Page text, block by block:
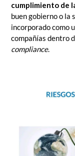
cumplimiento de
buen gobierno o la
incorporado como
compañías dentro
compliance.